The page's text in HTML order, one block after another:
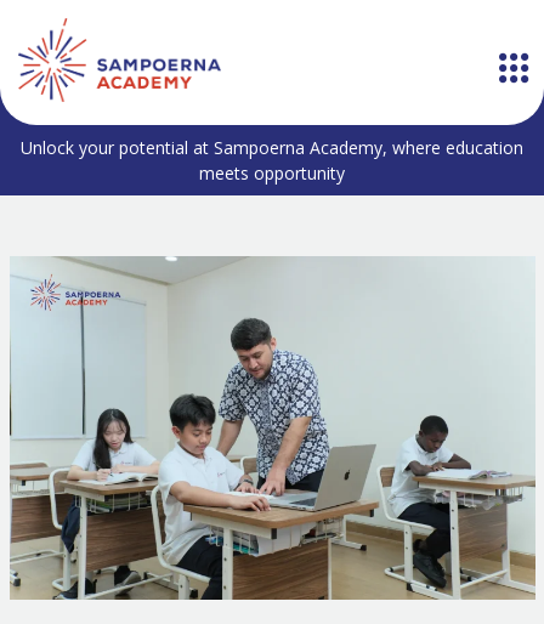
Unlock your potential at Sampoerna Academy, where education
meets opportunity